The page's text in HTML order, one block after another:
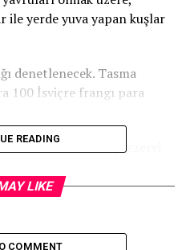
yerde yuva yapan kuşlar
denetlenecek. Tasma
100 İsviçre frangı para
Wauwilermoos kuş rezervi
kurala
ve yaban hayatını
READING
LIKE
COMMENT